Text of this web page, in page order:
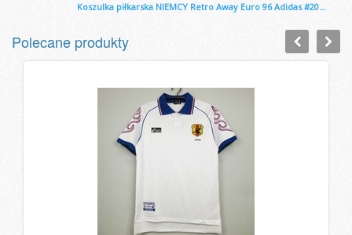
Koszulka piłkarska NIEMCY Retro Away Euro 96 Adidas #20...
Polecane produkty